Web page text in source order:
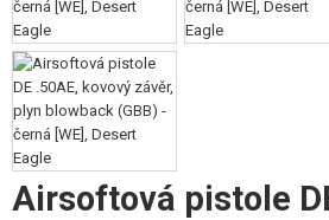
VÝSTROJ, UNIFORMY, POUZDRA
MASKOVÁNÍ, BARVY, PÁSKY
VYSÍLAČKY, HEADSETY, KAMERY
DOPLŇKY KE ZBRANÍM, POPRUHY
Airsoftová pistole